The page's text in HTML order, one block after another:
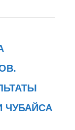
ЧУБАЙСА